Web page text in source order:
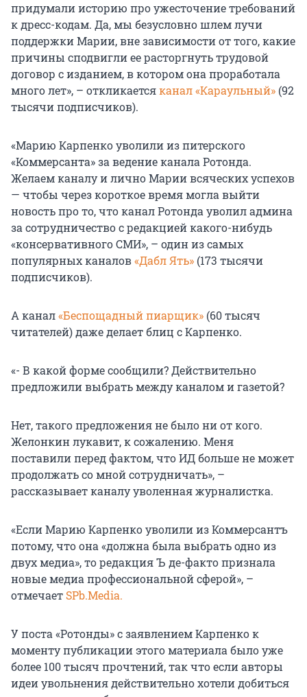
придумали историю про ужесточение требований
к дресс-кодам. Да, мы безусловно шлем лучи
поддержки Марии, вне зависимости от того, какие
причины сподвигли ее расторгнуть трудовой
договор с изданием, в котором она проработала
много лет», – откликаетсяканал «Караульный» (92
тысячи подписчиков).
«Марию Карпенко уволили из питерского
«Коммерсанта» за ведение канала Ротонда.
Желаем каналу и лично Марии всяческих успехов
— чтобы через короткое время могла выйти
новость про то, что канал Ротонда уволил админа
за сотрудничество с редакцией какого-нибудь
«консервативного СМИ», – один из самых
популярных каналов«Дабл Ять» (173 тысячи
подписчиков).
А канал«Беспощадный пиарщик» (60 тысяч
читателей) даже делает блиц с Карпенко.
«- В какой форме сообщили? Действительно
предложили выбрать между каналом и газетой?
Нет, такого предложения не было ни от кого.
Желонкин лукавит, к сожалению. Меня
поставили перед фактом, что ИД больше не может
продолжать со мной сотрудничать», –
рассказывает каналу уволенная журналистка.
«Если Марию Карпенко уволили из Коммерсантъ
потому, что она «должна была выбрать одно из
двух медиа», то редакция Ъ де-факто признала
новые медиа профессиональной сферой», –
отмечает SPb.Media.
У поста «Ротонды» с заявлением Карпенко к
моменту публикации этого материала было уже
более 100 тысяч прочтений, так что если авторы
идеи увольнения действительно хотели добиться